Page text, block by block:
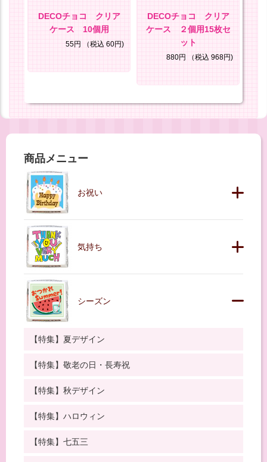
DECOチョコ クリア
ケース 10個用
55円 （税込 60円)
DECOチョコ クリア
ケース ２個用15枚セ
ット
880円 （税込 968円)
商品メニュー
お祝い
気持ち
シーズン
【特集】夏デザイン
【特集】敬老の日・長寿祝
【特集】秋デザイン
【特集】ハロウィン
【特集】七五三